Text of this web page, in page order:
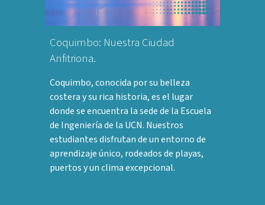
Coquimbo: Nuestra Ciudad
Anfitriona.
Coquimbo, conocida por su belleza
costera y su rica historia, es el lugar
donde se encuentra la sede de la Escuela
de Ingeniería de la UCN. Nuestros
estudiantes disfrutan de un entorno de
aprendizaje único, rodeados de playas,
puertos y un clima excepcional.